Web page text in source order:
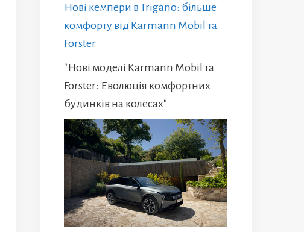
Нові кемпери в Trigano: більше
комфорту від Karmann Mobil та
Forster
"Нові моделі Karmann Mobil та
Forster: Еволюція комфортних
будинків на колесах"